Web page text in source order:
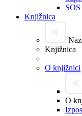
Knjižnica
Knjižnica
O knjižnici
O